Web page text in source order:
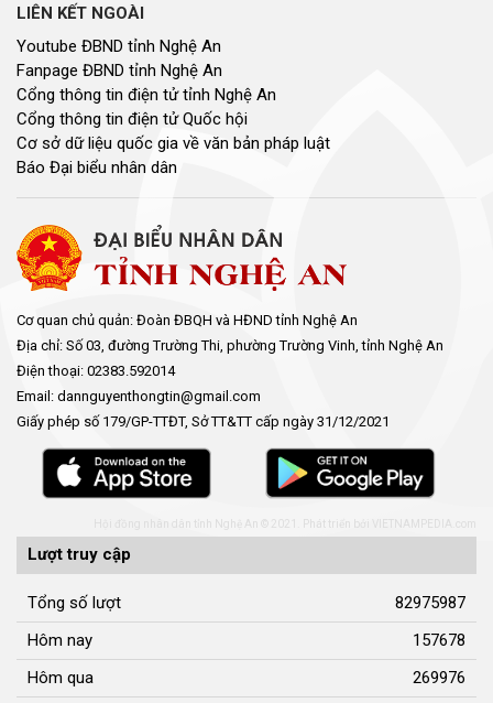
LIÊN KẾT NGOÀI
Youtube ĐBND tỉnh Nghệ An
Fanpage ĐBND tỉnh Nghệ An
Cổng thông tin điện tử tỉnh Nghệ An
Cổng thông tin điện tử Quốc hội
Cơ sở dữ liệu quốc gia về văn bản pháp luật
Báo Đại biểu nhân dân
Cơ quan chủ quản: Đoàn ĐBQH và HĐND tỉnh Nghệ An
Địa chỉ: Số 03, đường Trường Thi, phường Trường Vinh, tỉnh Nghệ An
Điện thoại: 02383.592014
Email: dannguyenthongtin@gmail.com
Giấy phép số 179/GP-TTĐT, Sở TT&TT cấp ngày 31/12/2021
Hội đồng nhân dân tỉnh Nghệ An © 2021. Phát triển bởi
Lượt truy cập
Tổng số lượt
82975987
Hôm nay
157678
Hôm qua
269976